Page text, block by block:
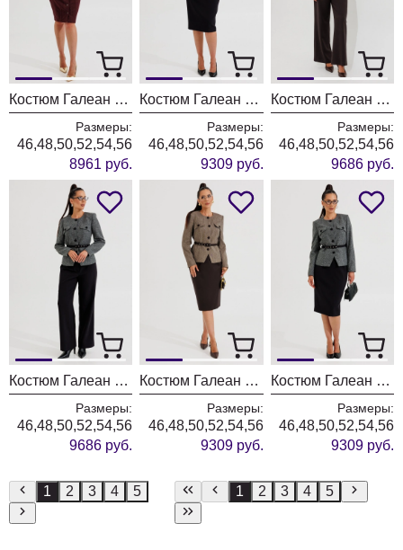
Костюм Галеан Cтиль 1016 бордовый
Размеры:
46,48,50,52,54,56
8961 руб.
Костюм Галеан Cтиль 1015 красный
Размеры:
46,48,50,52,54,56
9309 руб.
Костюм Галеан Cтиль 1014Б коричневый с черным
Размеры:
46,48,50,52,54,56
9686 руб.
Костюм Галеан Cтиль 1014Б серый с черным
Размеры:
46,48,50,52,54,56
9686 руб.
Костюм Галеан Cтиль 1014А коричневый с черным
Размеры:
46,48,50,52,54,56
9309 руб.
Костюм Галеан Cтиль 1014А серый с черным
Размеры:
46,48,50,52,54,56
9309 руб.
1 2 3 4 5 1 2 3 4 5